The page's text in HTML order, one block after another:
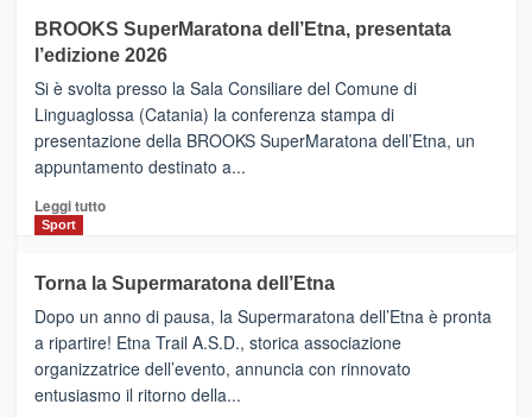
con
la
Al
via
i
collegamenti
BROOKS SuperMaratona dell’Etna, presentata
l’edizione 2026
Si è svolta presso la Sala Consiliare del Comune di
Linguaglossa (Catania) la conferenza stampa di
presentazione della BROOKS SuperMaratona dell’Etna, un
appuntamento destinato a...
Leggi tuttoLeggi
BROOKS
SuperMaratona
dell’Etna,
presentata
2026
Sport
Torna la Supermaratona dell’Etna
Dopo un anno di pausa, la Supermaratona dell’Etna è pronta
a ripartire! Etna Trail A.S.D., storica associazione
organizzatrice dell’evento, annuncia con rinnovato
entusiasmo il ritorno della...